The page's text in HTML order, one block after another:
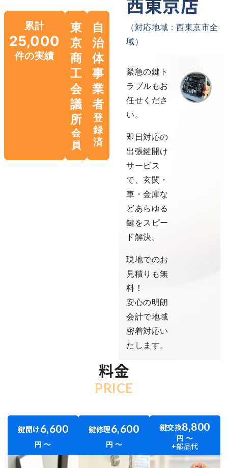
（対応地域 : 西東京市全
域）
累計
25,000
件の実績
東
京
商
工
会
議
所
会
員
自
治
体
事
業
者
登
録
済
緊急の鍵ト
ラブルもお
任せくださ
い。
即日対応の
出張鍵開け
サービス
で、玄関・
車・金庫な
どあらゆる
鍵をスピー
ド解決。
現地でのお
見積りも無
料！
安心の明朗
会計で地域
密着対応い
たします。
料金
PRICE
鍵開け6,600
円 〜
鍵修理6,600
円 〜
鍵交換8,800
円 〜
+部品代